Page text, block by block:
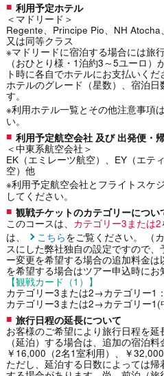
利用予定ホテル
＜マドリード＞
Regente、Principe Pio、NH
又は同等クラス
※マドリードに宿泊する場合には旅
（おひとり様・1泊約3～5ユーロ
ト時に各自でホテルにお支払いくだ
ホテルのグレード（星数）、宿泊日
す。
※利用ホテル一覧とその他注意事項は
い。
利用予定航空会社 及び 出発便・
＜中東系航空会社＞
EK（エミレーツ航空）、EY（エテ
空）他
※利用予定航空会社とフライトスケ
してください。
観戦チケットのカテゴリーについ
このコースは、 カテゴリー3または2
は、
こちらをご覧ください。 （
スにした弊社独自の設定ですので
ー変更を希望する場合の追加料金
を希望する場合はツアー申込時にお
【観戦カード（1）】
カテゴリー3または2→カテゴリー1
カテゴリー3または2→カテゴリー1(
旅行日程の延長について
お客様のご希望により旅行日程を
（延泊）する場合は、追加の宿泊
￥16,000（2名1室利用）、￥
ただし、延泊する日数によっては